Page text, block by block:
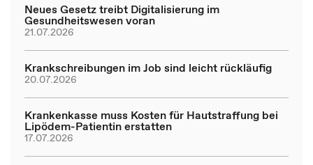
Neues Gesetz treibt Digitalisierung im
Gesundheitswesen voran
21.07.2026
Krankschreibungen im Job sind leicht rückläufig
20.07.2026
Krankenkasse muss Kosten für Hautstraffung bei
Lipödem-Patientin erstatten
17.07.2026